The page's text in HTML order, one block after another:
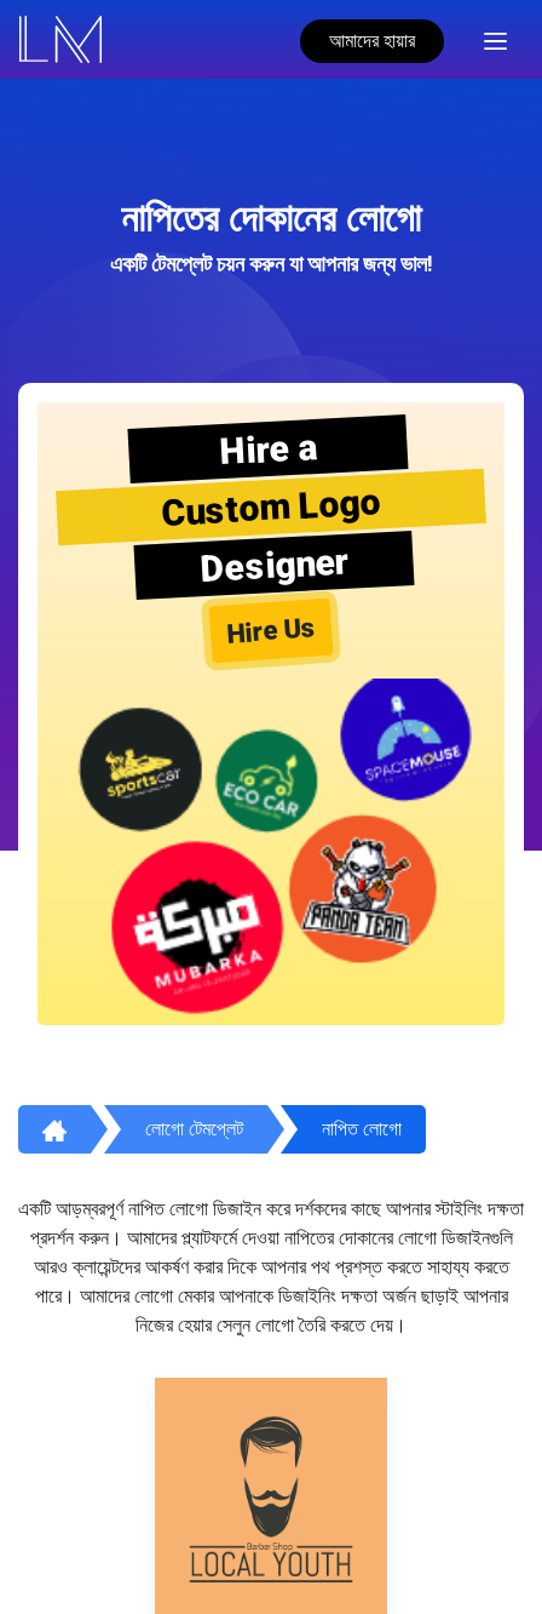
আমাদের হায়ার
নাপিতের দোকানের লোগো
একটি টেমপ্লেট চয়ন করুন যা আপনার জন্য ভাল!
Hire a
Custom Logo
Designer
Hire Us
লোগো টেমপ্লেট নাপিত লোগো
একটি আড়ম্বরপূর্ণ নাপিত লোগো ডিজাইন করে দর্শকদের কাছে আপনার স্টাইলিং দক্ষতা
প্রদর্শন করুন। আমাদের প্ল্যাটফর্মে দেওয়া নাপিতের দোকানের লোগো ডিজাইনগুলি
আরও ক্লায়েন্টদের আকর্ষণ করার দিকে আপনার পথ প্রশস্ত করতে সাহায্য করতে
পারে। আমাদের লোগো মেকার আপনাকে ডিজাইনিং দক্ষতা অর্জন ছাড়াই আপনার
নিজের হেয়ার সেলুন লোগো তৈরি করতে দেয়।